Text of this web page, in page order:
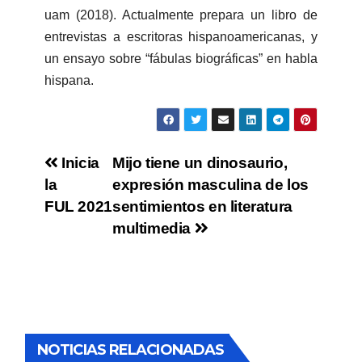
uam (2018). Actualmente prepara un libro de
entrevistas a escritoras hispanoamericanas, y
un ensayo sobre “fábulas biográficas” en habla
hispana.
Mijo tiene un dinosaurio,
expresión masculina de los
sentimientos en literatura
multimedia
Inicia
la
FUL 2021
NOTICIAS RELACIONADAS